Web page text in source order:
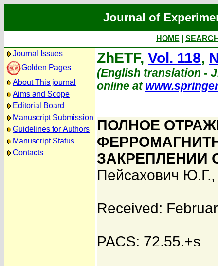
Journal of
HOME
Journal Issues
Golden Pages
About This journal
Aims and Scope
Editorial Board
Manuscript Submission
Guidelines for Authors
Manuscript Status
Contacts
ZhETF, Vol. 118,
(English translation -
online at
ПОЛНОЕ
ЗАКРЕПЛЕНИИ
Пейсахович Ю.Г.
Received:
PACS: 72.55.+s